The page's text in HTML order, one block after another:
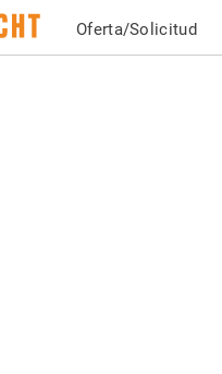
Oferta/Solicitud